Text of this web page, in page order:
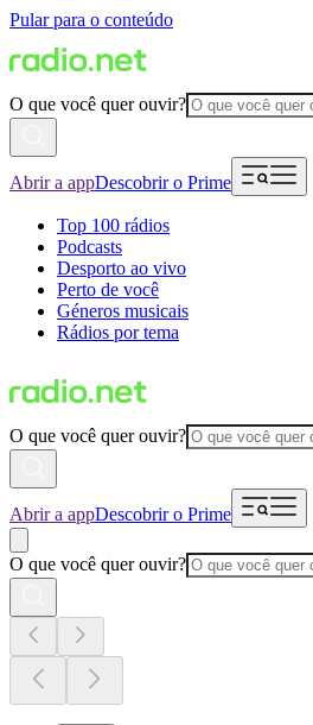
Pular para o conteúdo
O que você quer ouvir?
Abrir a appDescobrir o Prime
Top 100 rádios
Podcasts
Desporto ao vivo
Perto de você
Géneros musicais
Rádios por tema
O que você quer ouvir?
Abrir a appDescobrir o Prime
O que você quer ouvir?